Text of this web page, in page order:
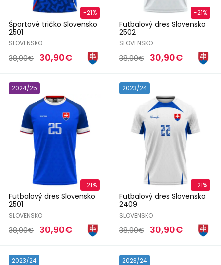
-21%
Športové tričko Slovensko
2501
SLOVENSKO
38,90€ 30,90€
-21%
Futbalový dres Slovensko
2502
SLOVENSKO
38,90€ 30,90€
2024/25
-21%
Futbalový dres Slovensko
2501
SLOVENSKO
38,90€ 30,90€
2023/24
-21%
Futbalový dres Slovensko
2409
SLOVENSKO
38,90€ 30,90€
2023/24 2023/24